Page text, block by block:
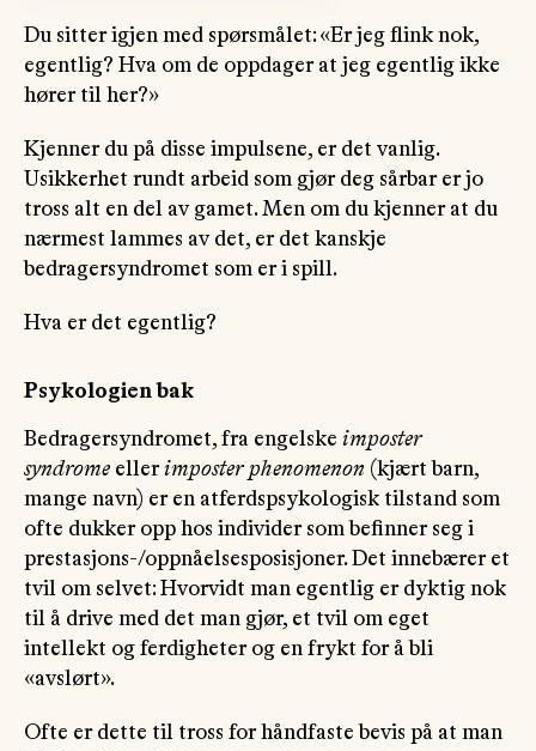
Du sitter igjen med spørsmålet: «Er jeg flink nok,
egentlig? Hva om de oppdager at jeg egentlig ikke
hører til her?»
Kjenner du på disse impulsene, er det vanlig.
Usikkerhet rundt arbeid som gjør deg sårbar er jo
tross alt en del av gamet. Men om du kjenner at du
nærmest lammes av det, er det kanskje
bedragersyndromet som er i spill.
Hva er det egentlig?
Psykologien bak
Bedragersyndromet, fra engelske imposter
syndrome ellerimposter phenomenon (kjært barn,
mange navn) er en atferdspsykologisk tilstand som
ofte dukker opp hos individer som befinner seg i
prestasjons-/oppnåelsesposisjoner. Det innebærer et
tvil om selvet: Hvorvidt man egentlig er dyktig nok
til å drive med det man gjør, et tvil om eget
intellekt og ferdigheter og en frykt for å bli
«avslørt».
Ofte er dette til tross for håndfaste bevis på at man